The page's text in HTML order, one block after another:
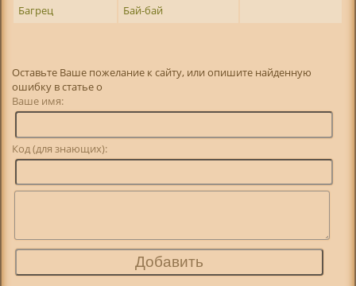
Багрец
Бай-бай
Оставьте Ваше пожелание к сайту, или опишите найденную
ошибку в статье о
Ваше имя:
Код (для знающих):